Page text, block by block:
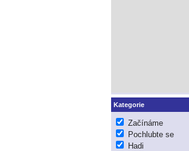
Kategorie
Začínáme
Pochlubte se
Hadi